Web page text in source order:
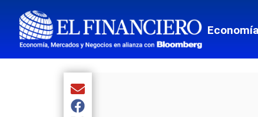
Economía
Compartir el artículo actual mediante Email
Compartir el artículo actual mediante Facebook